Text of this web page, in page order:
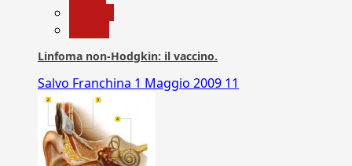
Linfoma non-Hodgkin: il vaccino.
Salvo Franchina 1 Maggio 2009 11